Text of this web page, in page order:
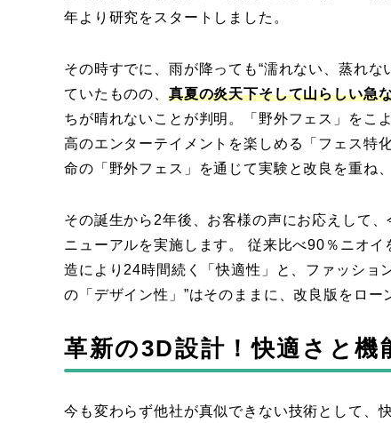
年より研究をスタートしました。
その時すでに、雨が降っても“濡れない、蒸れ
ていたものの、 真夏の炎天下そして山らしい急
ちが晴れないことが判明。「野外フェス」をこ
高のエンターテイメントを楽しめる「フェス特
命の「野外フェス」を通じて実験と改良を重ね
その誕生から2年後、お客様の声にお応えして、
ニューアルを実施します。 従来比べ90％ニオ
造により24時間続く「快適性」と、ファッショ
の「デザイン性」”はそのままに、改良版をロー
革新の3D設計！快適さと機
今も変わらず他社が真似できない技術として、